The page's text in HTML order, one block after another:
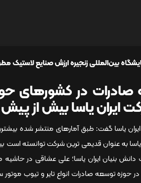
بین‌المللی زنجیره ارزش صنایع لاستیک
ایران یاسا بیش از
یاسا گفت: طبق آمارهای منتشر شده
یاسا به عنوان قدیمی ترین شرکت توانسته
بنیان ایران یاسا؛ علی عشاقی در حاشیه
توسعه صادرات انواع تایر و تیوب